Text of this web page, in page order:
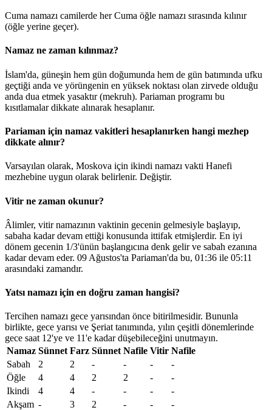
Cuma namazı camilerde her Cuma öğle namazı sırasında kılınır
(öğle yerine geçer).
Namaz ne zaman kılınmaz?
İslam'da, güneşin hem gün doğumunda hem de gün batımında ufku
geçtiği anda ve yörüngenin en yüksek noktası olan zirvede olduğu
anda dua etmek yasaktır (mekruh). Pariaman programı bu
kısıtlamalar dikkate alınarak hesaplanır.
Pariaman için namaz vakitleri hesaplanırken hangi mezhep
dikkate alınır?
Varsayılan olarak, Moskova için ikindi namazı vakti Hanefi
mezhebine uygun olarak belirlenir. Değiştir.
Vitir ne zaman okunur?
Âlimler, vitir namazının vaktinin gecenin gelmesiyle başlayıp,
sabaha kadar devam ettiği konusunda ittifak etmişlerdir. En iyi
dönem gecenin 1/3'ünün başlangıcına denk gelir ve sabah ezanına
kadar devam eder. 09 Ağustos'ta Pariaman'da bu, 01:36 ile 05:11
arasındaki zamandır.
Yatsı namazı için en doğru zaman hangisi?
Tercihen namazı gece yarısından önce bitirilmesidir. Bununla
birlikte, gece yarısı ve Şeriat tanımında, yılın çeşitli dönemlerinde
gece saat 12'ye ve 11'e kadar düşebileceğini unutmayın.
Namaz Sünnet Farz Sünnet Nafile Vitir Nafile
Sabah
2 2 - - -
-
Öğle
4 4 2 2 -
-
Ikindi
4 4 - - -
-
Akşam - 3 2 - -
-